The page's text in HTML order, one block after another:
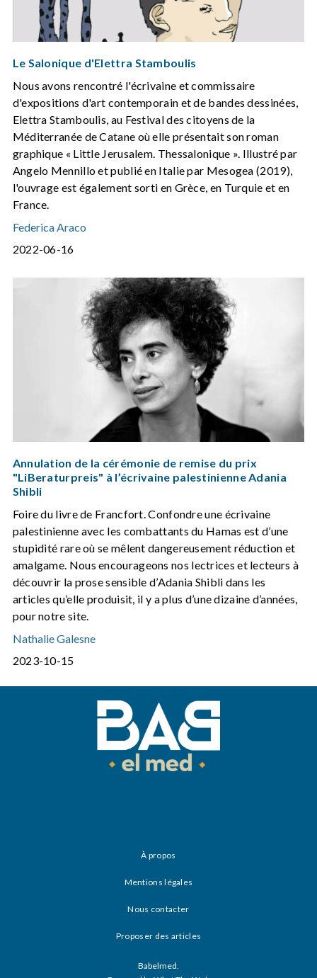
Le Salonique d'Elettra Stamboulis
Nous avons rencontré l'écrivaine et commissaire
d'expositions d'art contemporain et de bandes dessinées,
Elettra Stamboulis, au Festival des citoyens de la
Méditerranée de Catane où elle présentait son roman
graphique « Little Jerusalem. Thessalonique ». Illustré par
Angelo Mennillo et publié en Italie par Mesogea (2019),
l'ouvrage est également sorti en Grèce, en Turquie et en
France.
Federica Araco
2022-06-16
Annulation de la cérémonie de remise du prix
"LiBeraturpreis" à l’écrivaine palestinienne Adania
Shibli
Foire du livre de Francfort. Confondre une écrivaine
palestinienne avec les combattants du Hamas est d’une
stupidité rare où se mêlent dangereusement réduction et
amalgame. Nous encourageons nos lectrices et lecteurs à
découvrir la prose sensible d’Adania Shibli dans les
articles qu’elle produisit, il y a plus d’une dizaine d’années,
pour notre site.
Nathalie Galesne
2023-10-15
À propos
Mentions légales
Nous contacter
Proposer des articles
Babelmed.